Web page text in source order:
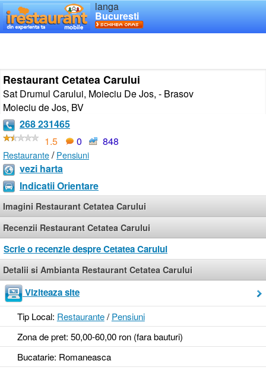
langa
Bucuresti
Restaurant Cetatea Carului
Sat Drumul Carului, Moieciu De Jos, - Brasov
Moieciu de Jos, BV
268 231465
1.5
0 848
Restaurante/Pensiuni
vezi harta
Indicatii Orientare
Imagini Restaurant Cetatea Carului
Recenzii Restaurant Cetatea Carului
Scrie o recenzie despre Cetatea Carului
Detalii si Ambianta Restaurant Cetatea Carului
Viziteaza site
Tip Local: Restaurante/Pensiuni
Zona de pret: 50,00-60,00 ron (fara bauturi)
Bucatarie: Romaneasca